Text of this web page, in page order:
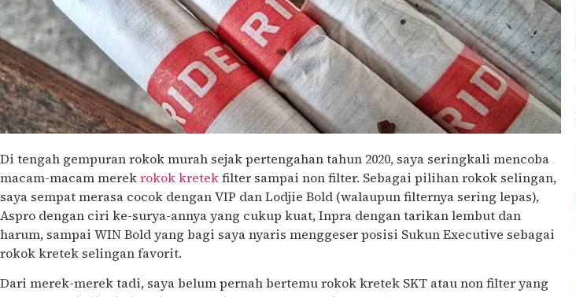
Di tengah gempuran rokok murah sejak pertengahan tahun 2020, saya seringkali mencoba
macam-macam merekrokok kretekfilter sampai non filter. Sebagai pilihan rokok selingan,
saya sempat merasa cocok dengan VIP dan Lodjie Bold (walaupun filternya sering lepas),
Aspro dengan ciri ke-surya-annya yang cukup kuat, Inpra dengan tarikan lembut dan
harum, sampai WIN Bold yang bagi saya nyaris menggeser posisi Sukun Executive sebagai
rokok kretek selingan favorit.
Dari merek-merek tadi, saya belum pernah bertemu rokok kretek SKT atau non filter yang